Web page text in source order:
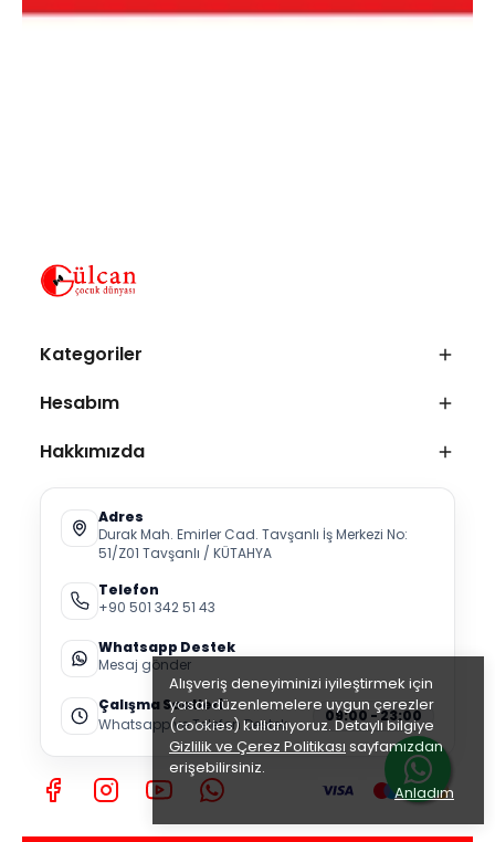
Alışveriş deneyiminizi iyileştirmek için
yasal düzenlemelere uygun çerezler
(cookies) kullanıyoruz. Detaylı bilgiye
Gizlilik ve Çerez Politikası sayfamızdan
erişebilirsiniz.
Anladım
Kategoriler
Hesabım
Hakkımızda
Adres
Durak Mah. Emirler Cad. Tavşanlı İş Merkezi No:
51/Z01 Tavşanlı / KÜTAHYA
Telefon
+90 501 342 51 43
Whatsapp Destek
Mesaj gönder
Çalışma Saatleri
Whatsapp ve Telefon Destek
09:00 - 23:00